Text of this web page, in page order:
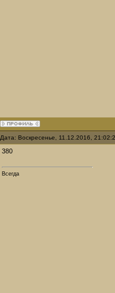
Дата: Воскресенье, 11.12.2016,
380
Всегда